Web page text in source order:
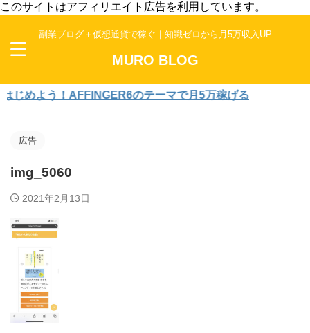
このサイトはアフィリエイト広告を利用しています。
副業ブログ＋仮想通貨で稼ぐ｜知識ゼロから月5万収入UP
MURO BLOG
めよう！AFFINGER6のテーマで月5万稼げる
広告
img_5060
2021年2月13日